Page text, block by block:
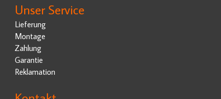
Unser Service
Lieferung
Montage
Zahlung
Garantie
Reklamation